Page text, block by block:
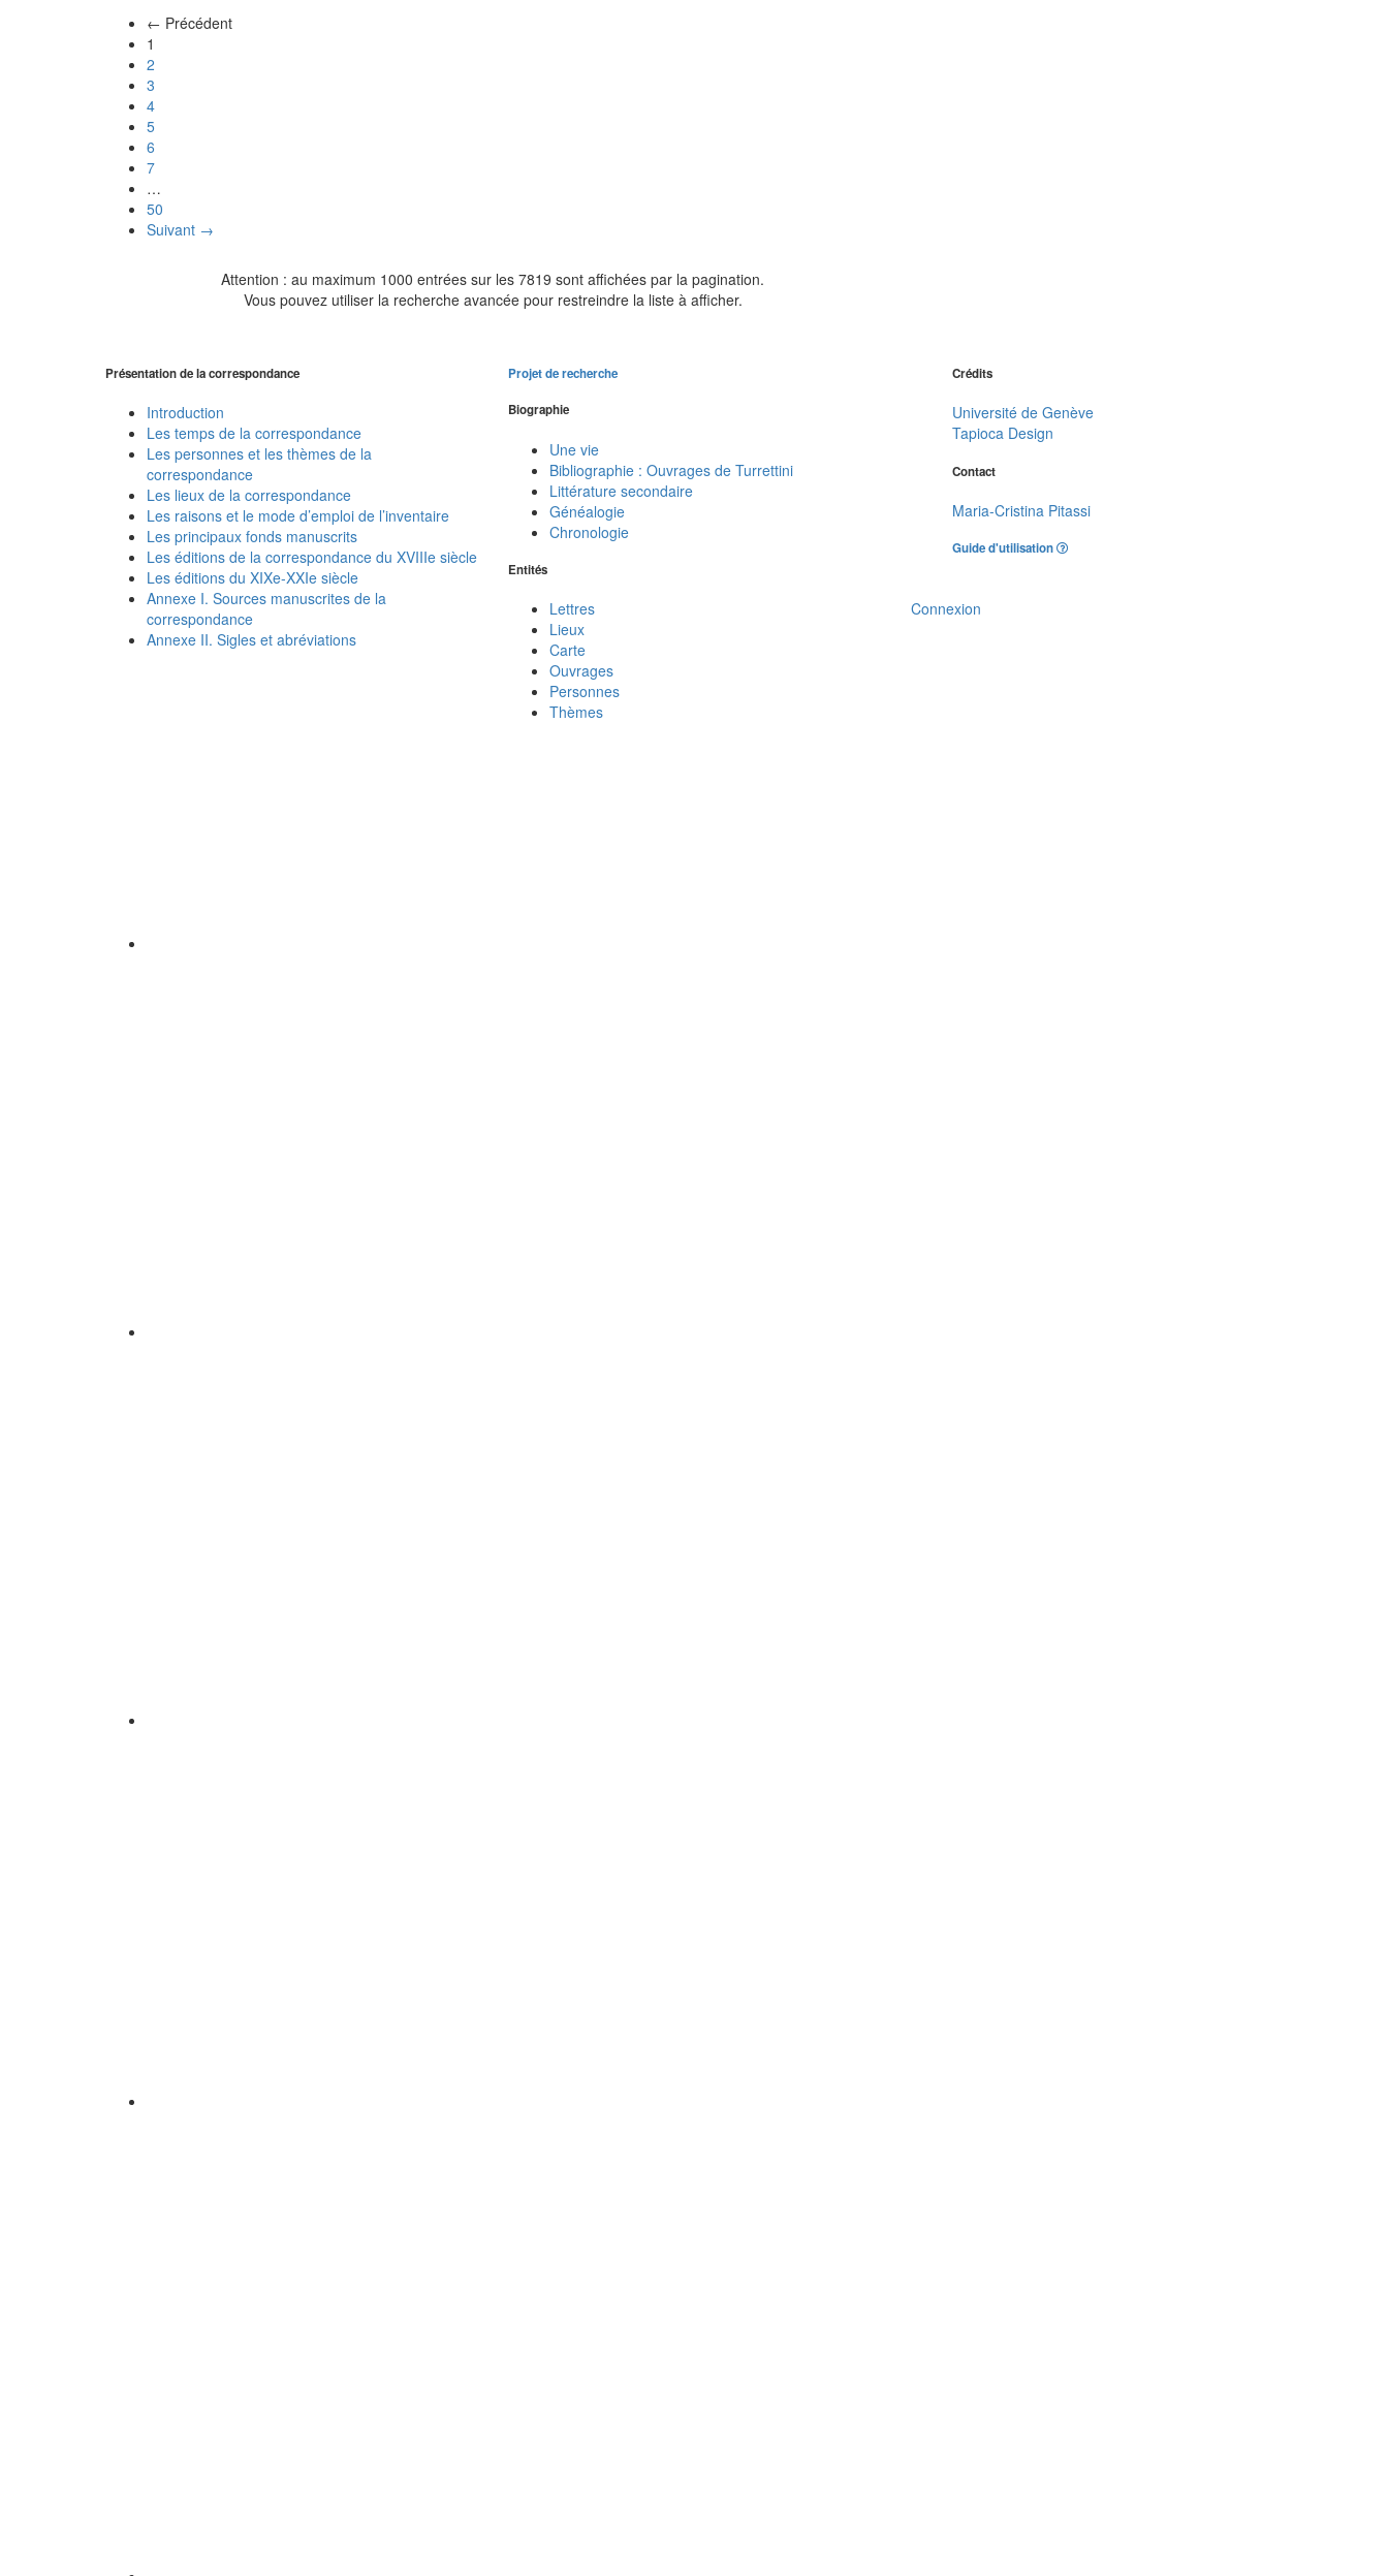
← Précédent
1
2
3
4
5
6
7
…
50
Suivant →
Attention : au maximum 1000 entrées sur les 7819 sont affichées par la pagination.
Vous pouvez utiliser la recherche avancée pour restreindre la liste à afficher.
Présentation de la correspondance
Introduction
Les temps de la correspondance
Les personnes et les thèmes de la
correspondance
Les lieux de la correspondance
Les raisons et le mode d’emploi de l’inventaire
Les principaux fonds manuscrits
Les éditions de la correspondance du XVIIIe siècle
Les éditions du XIXe-XXIe siècle
Annexe I. Sources manuscrites de la
correspondance
Annexe II. Sigles et abréviations
Projet de recherche
Biographie
Une vie
Bibliographie : Ouvrages de Turrettini
Littérature secondaire
Généalogie
Chronologie
Entités
Lettres
Lieux
Carte
Ouvrages
Personnes
Thèmes
Crédits
Université de Genève
Tapioca Design
Contact
Maria-Cristina Pitassi
Guide d'utilisation
Connexion